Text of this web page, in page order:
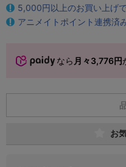
5,000円以上のお買い上げ
アニメイトポイント連携済
なら 月々3,776円
お